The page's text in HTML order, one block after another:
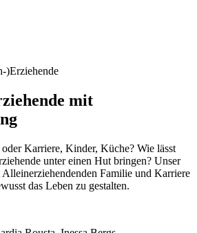
)Erziehende
mit
Karriere, Kinder, Küche? Wie lässt
unter einen Hut bringen? Unser
Familie und Karriere
das Leben zu gestalten.